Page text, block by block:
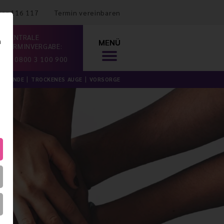
116 117 Termin vereinbaren
ZENTRALE
TERMINVERGABE:
0800 3 100 900
MENÜ
TROCKENES AUGE VORSORGE